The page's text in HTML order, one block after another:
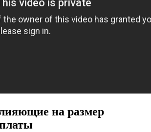
на размер